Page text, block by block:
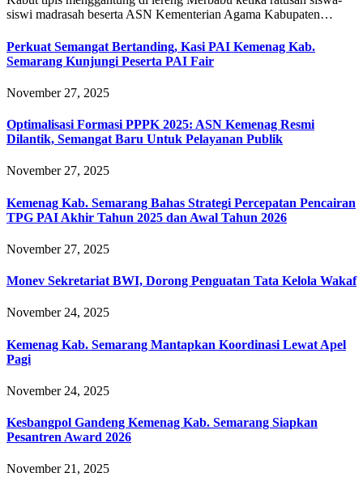
siswi madrasah beserta ASN Kementerian Agama Kabupaten…
Perkuat Semangat Bertanding, Kasi PAI Kemenag Kab.
Semarang Kunjungi Peserta PAI Fair
November 27, 2025
Optimalisasi Formasi PPPK 2025: ASN Kemenag Resmi
Dilantik, Semangat Baru Untuk Pelayanan Publik
November 27, 2025
Kemenag Kab. Semarang Bahas Strategi Percepatan Pencairan
TPG PAI Akhir Tahun 2025 dan Awal Tahun 2026
November 27, 2025
Monev Sekretariat BWI, Dorong Penguatan Tata Kelola Wakaf
November 24, 2025
Kemenag Kab. Semarang Mantapkan Koordinasi Lewat Apel
Pagi
November 24, 2025
Kesbangpol Gandeng Kemenag Kab. Semarang Siapkan
Pesantren Award 2026
November 21, 2025